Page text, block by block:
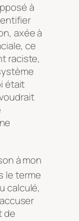
à
axée à
ce
raciste,
était
à mon
le terme
calculé,
de